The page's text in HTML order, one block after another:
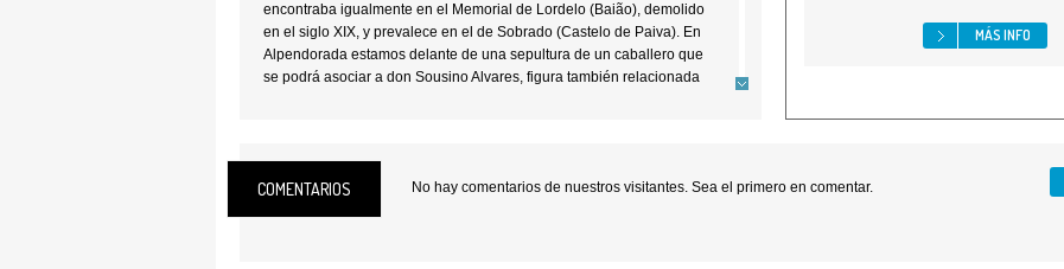
encontraba igualmente en el Memorial de Lordelo (Baião), demolido
en el siglo XIX, y prevalece en el de Sobrado (Castelo de Paiva). En
Alpendorada estamos delante de una sepultura de un caballero que
se podrá asociar a don Sousino Alvares, figura también relacionada
base de forma paralelepípeda con doble cavidad.
MÁS INFO
COMENTARIOS No hay comentarios de nuestros visitantes. Sea el primero en comentar.